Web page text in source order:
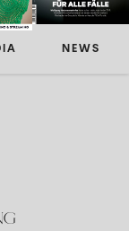
NEWS